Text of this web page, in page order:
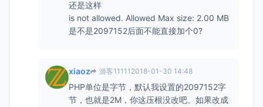
还是这样
is not allowed. Allowed Max size: 2.00 MB
是不是2097152后面不能直接加个0?
xiaoz 游客11111 2018-01-30 14:48
PHP单位是字节，默认我设置的2097152字
节，也就是2M，你这压根没改吧。如果改成